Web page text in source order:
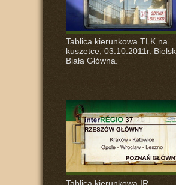
Tablica kierunkowa TLKna
kuszetce, 03.10.2011r.
Biała Główna.